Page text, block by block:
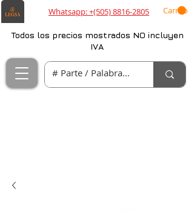
Whatsapp: +(505) 8816-2805 Carrito
Todos los precios mostrados NO incluyen
IVA